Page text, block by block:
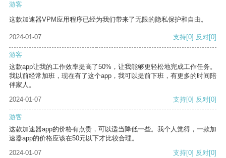
游客
这款加速器VPM应用程序已经为我们带来了无限的隐私保护和自由。
2024-01-07 支持[0] 反对[0]
游客
这款app让我的工作效率提高了50%，让我能够更轻松地完成工作任务。
我以前经常加班，现在有了这个app，我可以提前下班，有更多的时间陪
伴家人。
2024-01-07
支持[0] 反对[0]
游客
这款加速器app的价格有点贵，可以适当降低一些。我个人觉得，一款加
速器app的价格应该在50元以下才比较合理。
2024-01-07
支持[0] 反对[0]